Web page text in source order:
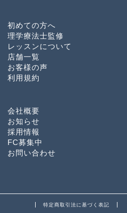
初めての方へ
理学療法士監修
レッスンについて
店舗一覧
お客様の声
利用規約
会社概要
お知らせ
採用情報
FC募集中
お問い合わせ
特定商取引法に基づく表記